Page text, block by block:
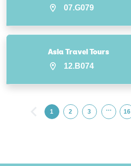
07.G079
Asia Travel Tours
12.B074
1 2 3 … 16